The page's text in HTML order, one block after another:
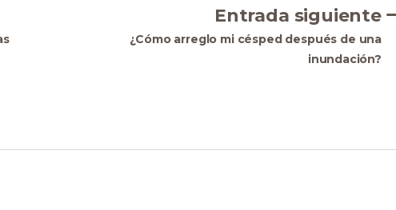
Entrada siguiente
¿Cómo arreglo mi césped después de una
inundación?